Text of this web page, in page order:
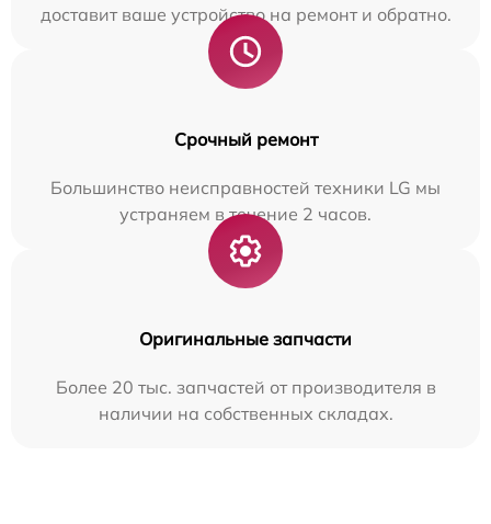
доставит ваше устройство на ремонт и обратно.
Срочный ремонт
Большинство неисправностей техники LG мы
устраняем в течение 2 часов.
Оригинальные запчасти
Более 20 тыс. запчастей от производителя в
наличии на собственных складах.